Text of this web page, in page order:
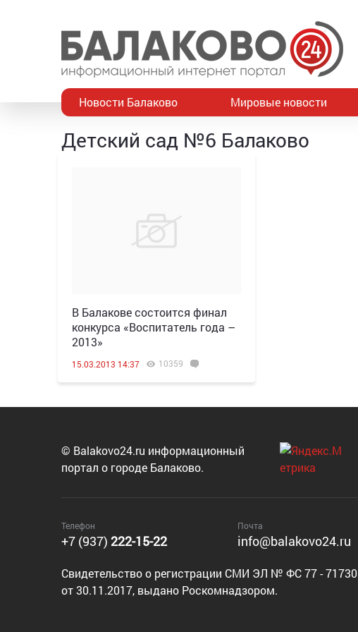
Новости Балаково Мировые новости
Детский сад №6 Балаково
В Балакове состоится финал
конкурса «Воспитатель года –
2013»
15.03.2013 14:37 10359
© Balakovo24.ru информационный
портал о городе Балаково.
Телефон
+7 (937) 222-15-22
Почта
info@balakovo24.ru
Cвидетельство о регистрации СМИ ЭЛ № ФС 77 - 71730
от 30.11.2017, выдано Роскомнадзором.